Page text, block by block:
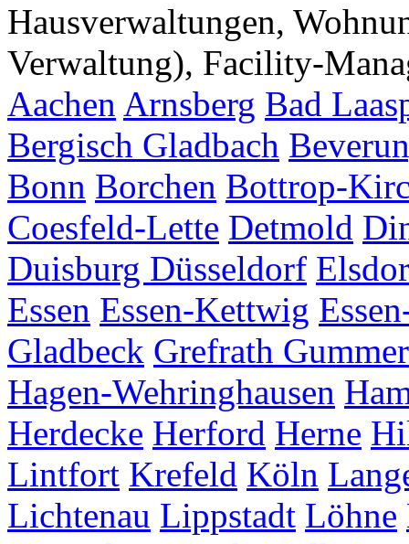
Hausverwaltungen,
Verwaltung), Facility-
Aachen Arnsberg Bad
Bergisch Gladbach
Bonn Borchen Bottrop-
Coesfeld-Lette Detmold
Duisburg Düsseldorf
Essen Essen-Kettwig
Gladbeck Grefrath
Hagen-Wehringhausen
Herdecke Herford Herne
Lintfort Krefeld Köln
Lichtenau Lippstadt Löhne